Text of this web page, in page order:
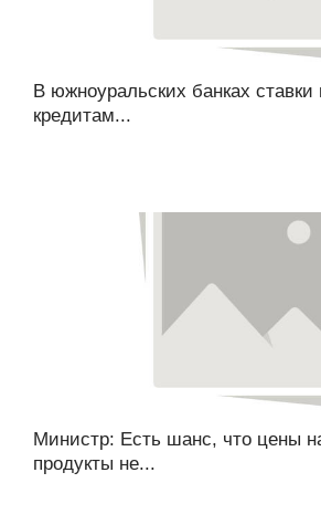
В южноуральских банках
кредитам...
Министр: Есть шанс, что цены
продукты не...